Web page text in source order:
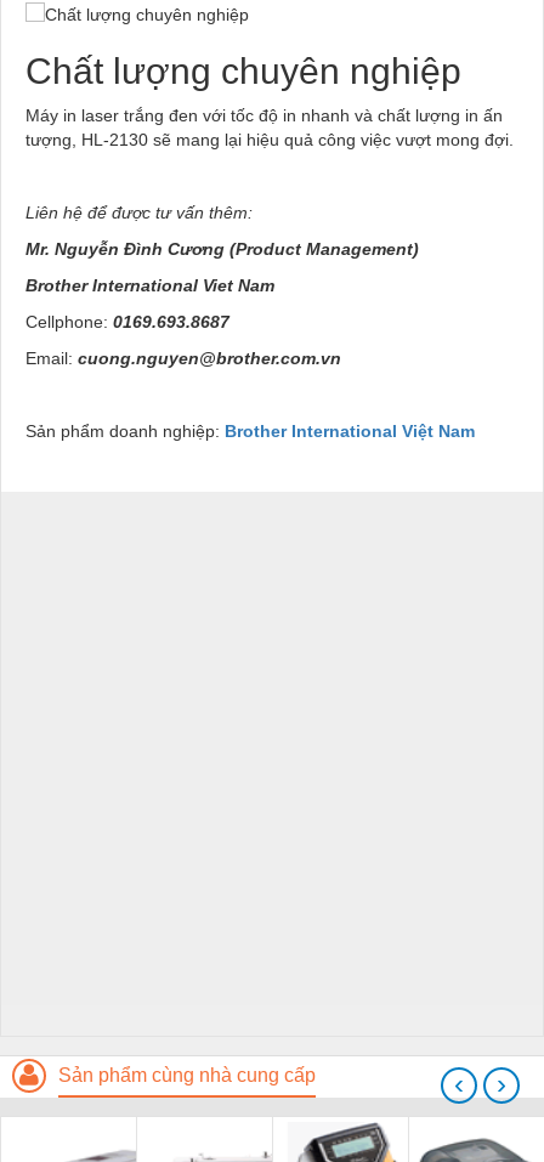
Chất lượng chuyên nghiệp
Máy in laser trắng đen với tốc độ in nhanh và chất lượng in ấn
tượng, HL-2130 sẽ mang lại hiệu quả công việc vượt mong đợi.
Liên hệ để được tư vấn thêm:
Mr. Nguyễn Đình Cương (Product Management)
Brother International Viet Nam
Cellphone: 0169.693.8687
Email: cuong.nguyen@brother.com.vn
Sản phẩm doanh nghiệp: Brother International Việt Nam
Sản phẩm cùng nhà cung cấp ‹ ›